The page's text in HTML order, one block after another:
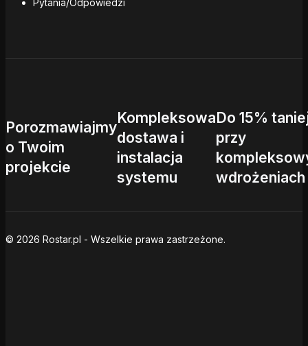
Porozmawiajmy
o Twoim
projekcie
Kompleksowa
dostawa i
instalacja
systemu
Do 15%
przy
wdrożeniach
© 2026 Rostar.pl - Wszelkie prawa zastrzeżone.